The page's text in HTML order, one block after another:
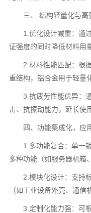
三、 结构轻量化与高
1.优化设计减重：通
证强度的同时降低材料用
2.材料性能匹配：根
重结构，铝合金用于轻量
3.抗疲劳性能优异：
击、抗振动能力，延长使
四、功能集成化，应
1.多功能复合：单一
多种功能（如服务器机箱
2.模块化设计：支持
（如工业设备外壳、通信
3.定制化能力强：可